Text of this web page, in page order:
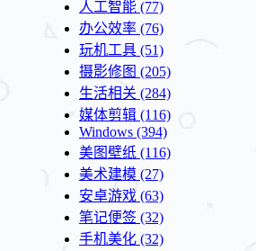
人工智能 (77)
办公效率 (76)
玩机工具 (51)
摄影修图 (205)
生活相关 (284)
媒体剪辑 (116)
Windows (394)
美图壁纸 (116)
美术建模 (27)
安卓游戏 (63)
笔记便签 (32)
手机美化 (32)